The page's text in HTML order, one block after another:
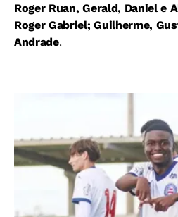
Roger Ruan, Gerald, Daniel e
Roger Gabriel; Guilherme,
Andrade.